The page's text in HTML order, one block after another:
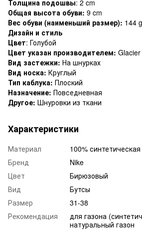
Толщина подошвы: 2 cm
Общая высота обуви: 9 cm
Вес обуви (наименьший размер): 144 g
Дизайн и стиль
Цвет: Голубой
Цвет указан производителем:
Вид застежки: На шнурках
Вид носка: Круглый
Тип каблука: Плоский
Назначение: Повседневная
Другое: Шнуровки из ткани
Характеристики
Материал
100%
Бренд
Nike
Цвет
Бирюзовый
Вид
Бутсы
Размер
31-38
Рекомендация
для газона
натуральный газон